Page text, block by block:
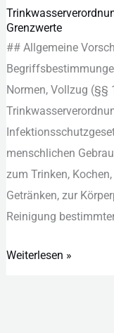
Grenzwerte
#‬#‬ All︇gemeine
Nor︇men, Vol︇lzug (‬§‬§‬
men︇schlichen
zum︇ Tri︇nken,
Get︇ränken, zur︇
Rei︇nigung
2023:
Aufbau,
Pflichten
Weiterlesen »